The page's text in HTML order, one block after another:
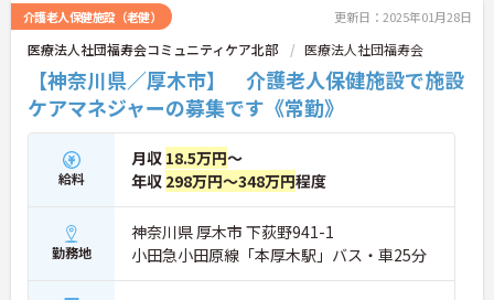
介護老人保健施設（老健） 更新日：2025年01月28日
医療法人社団福寿会コミュニティケア北部 医療法人社団福寿会
【神奈川県／厚木市】 介護老人保健施設で施設
ケアマネジャーの募集です《常勤》
給料
月収 18.5万円～
年収 298万円～348万円程度
勤務地
神奈川県 厚木市 下荻野941-1
小田急小田原線「本厚木駅」バス・車25分